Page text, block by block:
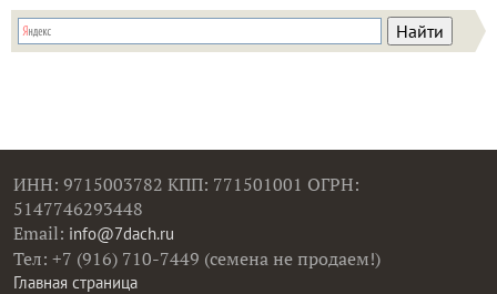
ИНН: 9715003782 КПП: 771501001 ОГРН:
5147746293448
Email: info@7dach.ru
Тел: +7 (916) 710-7449 (семена не продаем!)
Главная страница